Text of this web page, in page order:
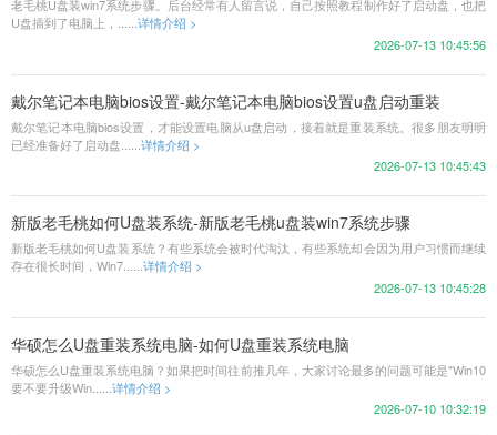
老毛桃U盘装win7系统步骤。后台经常有人留言说，自己按照教程制作好了启动盘，也把
U盘插到了电脑上，......详情介绍 >
2026-07-13 10:45:56
戴尔笔记本电脑bios设置-戴尔笔记本电脑bios设置u盘启动重装
戴尔笔记本电脑bios设置，才能设置电脑从u盘启动，接着就是重装系统。很多朋友明明
已经准备好了启动盘...... 详情介绍 >
2026-07-13 10:45:43
新版老毛桃如何U盘装系统-新版老毛桃u盘装win7系统步骤
新版老毛桃如何U盘装系统？有些系统会被时代淘汰，有些系统却会因为用户习惯而继续
存在很长时间，Win7......详情介绍 >
2026-07-13 10:45:28
华硕怎么U盘重装系统电脑-如何U盘重装系统电脑
华硕怎么U盘重装系统电脑？如果把时间往前推几年，大家讨论最多的问题可能是"Win10
要不要升级Win...... 详情介绍 >
2026-07-10 10:32:19